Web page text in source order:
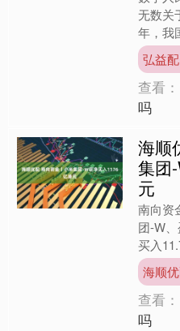
无数关
年，我
践，彼
币将如
弘益
查看：
吗
海顺
集团
元
南向资
团-W
买入
亿港元
金额为
海顺
查看：
吗